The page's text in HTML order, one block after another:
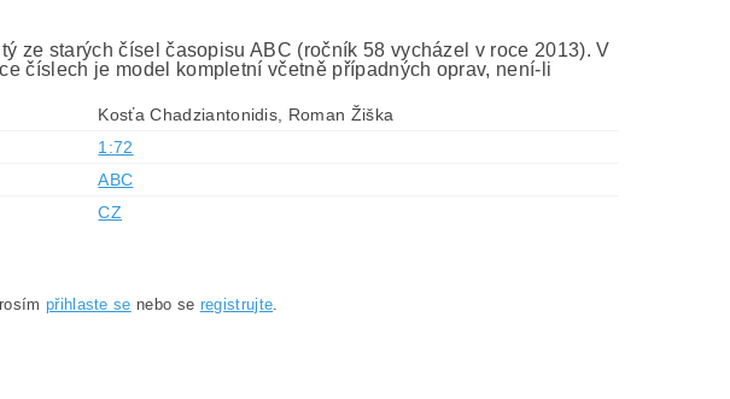
ze starých čísel časopisu ABC (ročník 58 vycházel v roce 2013). V
číslech je model kompletní včetně případných oprav, není-li
Kosťa Chadziantonidis, Roman Žiška
1:72
ABC
CZ
přihlaste se nebo se registrujte.